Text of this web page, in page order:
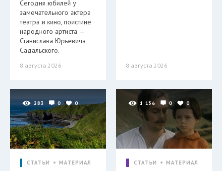
Сегодня юбилей у
замечательного актера
театра и кино, поистине
народного артиста —
Станислава Юрьевича
Садальского.
8 августа 2026 8 августа 2026
283 0 0
СТАТЬИ МАТЕРИАЛ
1 156 0 0
СТАТЬИ МАТЕРИАЛ